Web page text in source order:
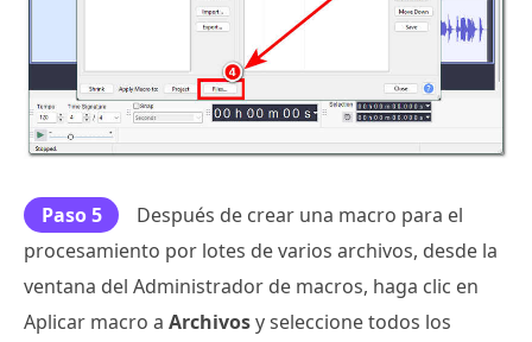
Paso 5
Después de crear una macro para el
procesamiento por lotes de varios archivos, desde la
ventana del Administrador de macros, haga clic en
Aplicar macro a Archivosy seleccione todos los